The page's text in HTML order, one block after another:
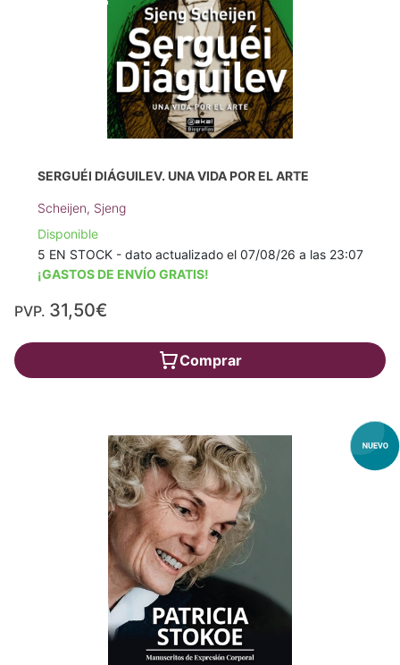
SERGUÉI DIÁGUILEV. UNA VIDA POR EL ARTE
Scheijen, Sjeng
Disponible
5 EN STOCK - dato actualizado el 07/08/26 a las 23:07
¡GASTOS DE ENVÍO GRATIS!
PVP. 31,50€
Comprar